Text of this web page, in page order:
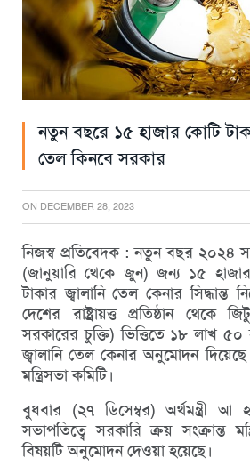
নতুন বছরে ১৫ হাজার কোটি
তেল কিনবে সরকার
ON DECEMBER 28, 2023
নিজস্ব প্রতিবেদক : নতুন বছর ২০২৪
(জানুয়ারি থেকে জুন) জন্য ১৫
টাকার জ্বালানি তেল কেনার সিদ্ধান্ত
দেশের রাষ্ট্রায়ত্ত প্রতিষ্ঠান থেকে
সরকারের চুক্তি) ভিত্তিতে ১৮ লাখ
জ্বালানি তেল কেনার অনুমোদন দিয়েছে
মন্ত্রিসভা কমিটি।
বুধবার (২৭ ডিসেম্বর) অর্থমন্ত্রী আ
সভাপতিত্বে সরকারি ক্রয় সংক্রান্ত
বিষয়টি অনুমোদন দেওয়া হয়েছে।